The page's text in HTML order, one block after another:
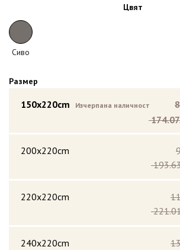
Цвят
Сиво
Размер
150x220cm Изчерпана наличност
200x220cm
220x220cm
240x220cm